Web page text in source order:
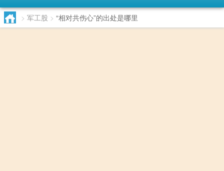
> 军工股 > “相对共伤心”的出处是哪里